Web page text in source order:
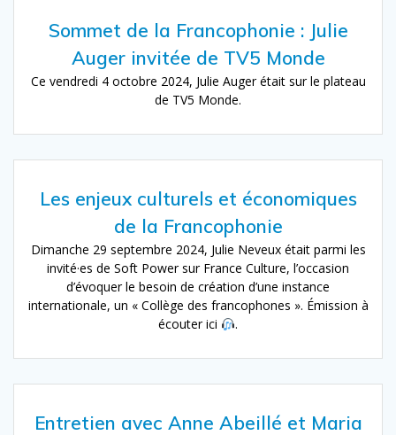
Sommet de la Francophonie : Julie
Auger invitée de TV5 Monde
Ce vendredi 4 octobre 2024, Julie Auger était sur le plateau
de TV5 Monde.
Les enjeux culturels et économiques
de la Francophonie
Dimanche 29 septembre 2024, Julie Neveux était parmi les
invité·es de Soft Power sur France Culture, l’occasion
d’évoquer le besoin de création d’une instance
internationale, un « Collège des francophones ». Émission à
écouter ici
.
Entretien avec Anne Abeillé et Maria